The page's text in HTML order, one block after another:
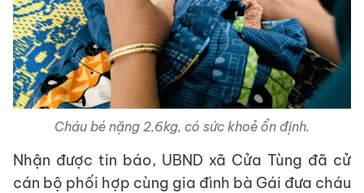
Cháu bé nặng 2,6kg, có sức khoẻ ổn định.
Nhận được tin báo, UBND xã Cửa Tùng đã cử
cán bộ phối hợp cùng gia đình bà Gái đưa cháu